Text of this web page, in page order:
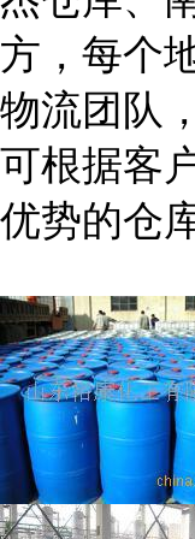
方，每个
物流团队
可根据客
优势的仓